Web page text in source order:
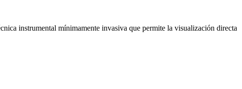
instrumental mínimamente invasiva que permite la visualización directa